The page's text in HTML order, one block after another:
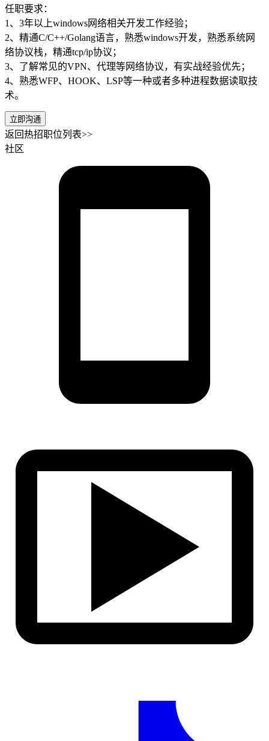
任职要求：
1、3年以上windows网络相关开发工作经验；
2、精通C/C++/Golang语言，熟悉windows开发，熟悉系统网
络协议栈，精通tcp/ip协议；
3、了解常见的VPN、代理等网络协议，有实战经验优先；
4、熟悉WFP、HOOK、LSP等一种或者多种进程数据读取技
术。
立即沟通
返回热招职位列表>>
社区